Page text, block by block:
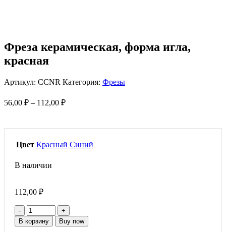
Фреза керамическая, форма игла,
красная
Артикул: CCNR Категория: Фрезы
56,00 ₽ – 112,00 ₽Диапазон
–
112,00 ₽
Цвет Красный Синий
В наличии
112,00 ₽
Количество
товара
Фреза
В корзину Buy now